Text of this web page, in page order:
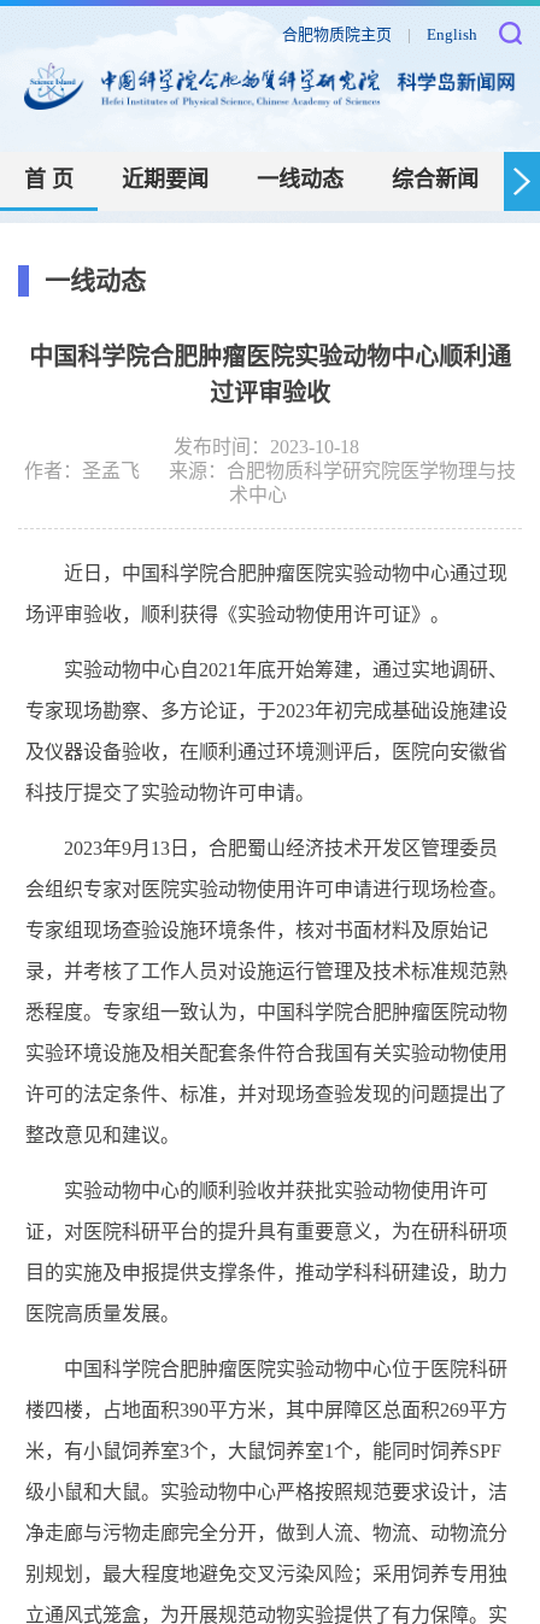
合肥物质院主页 | English
首 页 近期要闻 一线动态 综合新闻
一线动态
中国科学院合肥肿瘤医院实验动物中心顺利通
过评审验收
发布时间：2023-10-18
作者： 圣孟飞 来源： 合肥物质科学研究院医学物理与技
术中心
近日， 中国科学院合肥肿瘤医院实验动物中心通过现
场评审验收，顺利获得《实验动物使用许可证》 。
实验动物中心自2021年底开始筹建，通过实地调研、
专家现场勘察、多方论证，于2023年初完成基础设施建设
及仪器设备验收，在顺利通过环境测评后，医院向安徽省
科技厅提交了实验动物许可申请。
2023年9月 13日， 合肥蜀山经济技术开发区管理委员
会组织专家对医院实验动物使用许可申请进行现场检查。
专家组现场查验设施环境条件，核对书面材料及原始记
录，并考核了工作人员对设施运行管理及技术标准规范熟
悉程度。专家组一致认为， 中国科学院合肥肿瘤医院动物
实验环境设施及相关配套条件符合我国有关实验动物使用
许可的法定条件、标准，并对现场查验发现的问题提出了
整改意见和建议。
实验动物中心的顺利验收并获批实验动物使用许可
证，对医院科研平台的提升具有重要意义，为在研科研项
目的实施及申报提供支撑条件，推动学科科研建设，助力
医院高质量发展。
中国科学院合肥肿瘤医院实验动物中心位于医院科研
楼四楼，占地面积390平方米，其中屏障区总面积269平方
米，有小鼠饲养室3个，大鼠饲养室1个，能同时饲养SPF
级小鼠和大鼠。 实验动物中心严格按照规范要求设计，洁
净走廊与污物走廊完全分开，做到人流、物流、动物流分
别规划，最大程度地避免交叉污染风险；采用饲养专用独
立通风式笼盒，为开展规范动物实验提供了有力保障。实